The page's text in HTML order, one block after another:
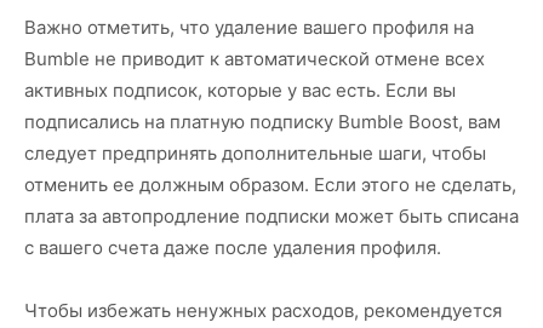
Важно отметить, что удаление вашего профиля на
Bumble не приводит к автоматической отмене всех
активных подписок, которые у вас есть. Если вы
подписались на платную подписку Bumble Boost, вам
следует предпринять дополнительные шаги, чтобы
отменить ее должным образом. Если этого не сделать,
плата за автопродление подписки может быть списана
с вашего счета даже после удаления профиля.
Чтобы избежать ненужных расходов, рекомендуется